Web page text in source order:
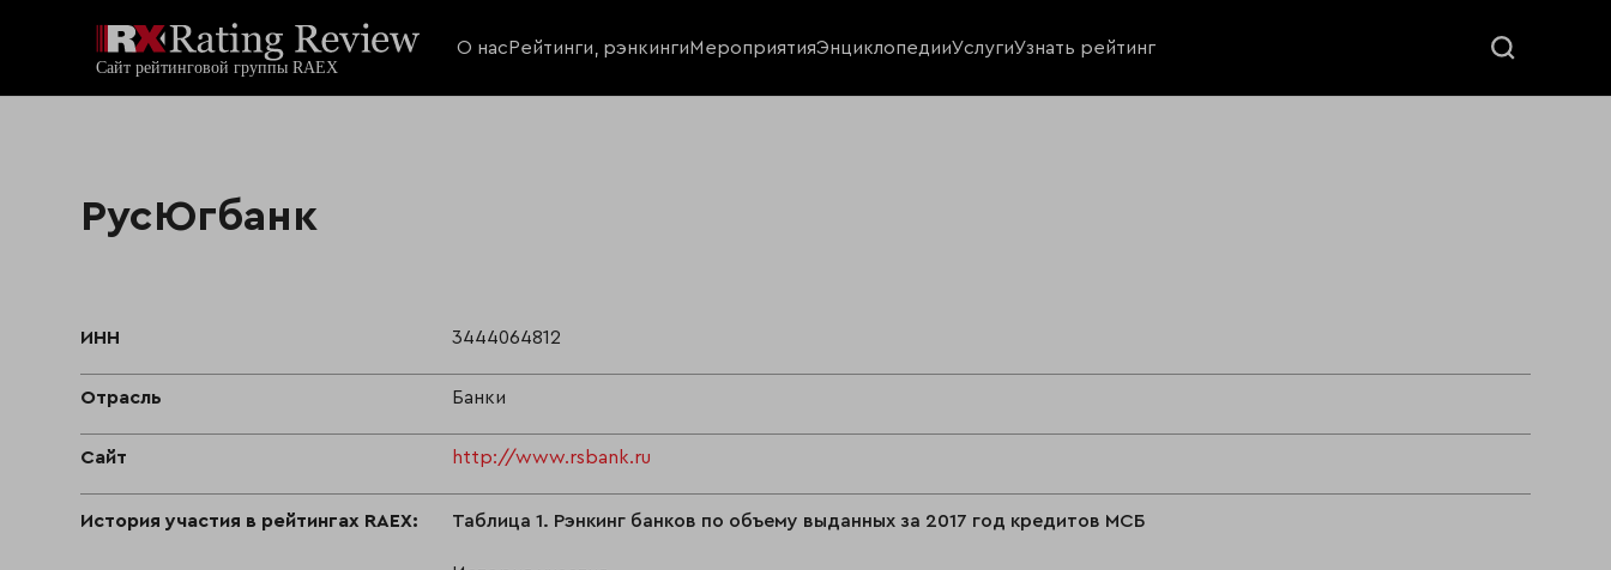
О нас Рейтинги, рэнкингиМероприятияЭнциклопедииУслугиУзнать рейтинг
РусЮгбанк
ИНН 3444064812
Отрасль Банки
Сайт http://www.rsbank.ru
История участия в рейтингах RAEX: Таблица 1. Рэнкинг банков по объему выданных за 2017 год кредитов МСБ